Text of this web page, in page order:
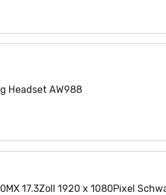
Headset AW988
17.3Zoll 1920 x 1080Pixel